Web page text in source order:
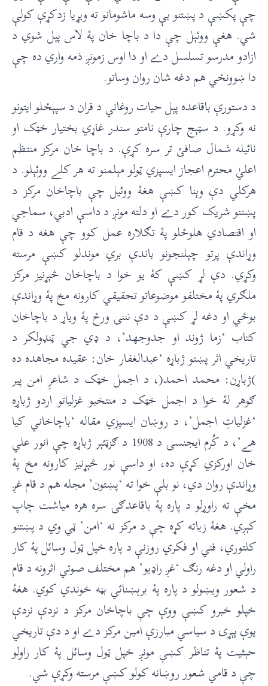
چې پکښې د پښتنو بې وسه ماشومانو ته ويړيا زدکړې کولې
شي. هغې ووئېل چې دا د باچا خان پۀ لاس پېل شوي د
ازادو مدرسو تسلسل دے او دا اوس زمونږ ذمه واري ده چې
دا ښوونځي هم دغه شان روان وساتو.
د دستورې باقاعده پېل حیات روغاني د قران د سپېځلو ايتونو
نه وکړو. د سټېج چارې نامتو سندر غاړي بختيار خټک او
نائیله شمال صافئ تر سره کړې. د باچا خان مرکز منتظم
اعليٰ محترم اعجاز ايسپزي ټولو مېلمنو ته هر کلے ووئېلو. د
هرکلي دې وېنا کښې هغۀ ووئیل چې باچاخان مرکز د
پښتنو شریک کور دے او دلته مونږ د داسې ادبي، سماجي
او اقتصادي هلوځلو پۀ تګلاره عمل کوو چې هغه د قام
وړاندې پرتو چېلنجونو باندې بري موندلو کښې مرسته
وکړي. دې لړ کښې کۀ یو خوا د باچاخان څېړنیز مرکز
ملګري پۀ مختلفو موضوعاتو تحقیقي کارونه مخ پۀ وړاندې
بوځي او دغه لړ کښې د دې نننۍ ورځ پۀ ویاړ د باچاخان
کتاب ‘زما ژوند او جدوجهد’، د ډي جي ټنډولکر د
تاریخي اثر پښتو ژباړه ‘عبدالغفار خان: عقیده مجاهده ده
)ژباړن: محمد احمد(، د اجمل خټک د شاعرِ امن پیر
ګوهر لۀ خوا د اجمل خټک د منتخبو غزلیاتو اردو ژباړه
‘غزلیاتِ اجمل’، د روښان ایسپزي مقاله ‘باچاخاني کیا
هے’، د کُرم ایجنسۍ د 1908 د ګزټئېر ژباړه چې انور علي
خان اورکزي کړې ده، او داسې نور څېړنیز کارونه مخ پۀ
وړاندې روان دي، نو بلې خوا ته ‘پښتون’ مجله هم د قام غږ
مخې ته راوړلو د پاره پۀ باقاعدګۍ سره هره میاشت چاپ
کېږي. هغۀ زیاته کړه چې د مرکز نه ‘امن’ ټي وي د پښتنو
کلتوري، فني او فکري روزنې د پاره خپل ټول وسائل پۀ کار
راولي او دغه رنګ ‘غږ راډیو’ هم مختلف صوتي اثرونه د قام
د شعور ویښولو د پاره پۀ برېښنائي بڼه خوندي کوي. هغۀ
خپلو خبرو کښې ووې چې باچاخان مرکز د نزدې نزدې
یوې پېړۍ د سیاسي مبارزې امین مرکز دے او د دې تاریخي
حېثیت پۀ تناظر کښې مونږ خپل ټول وسائل پۀ کار راولو
چې د قامي شعور روښانه کولو کښې مرسته وکړې شي.